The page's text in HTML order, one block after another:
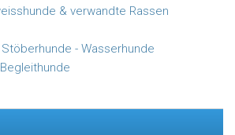
& verwandte Rassen
- Wasserhunde